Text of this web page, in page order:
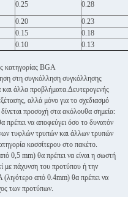
0.25
0.28
0.20
0.23
0.15
0.18
0.10 0.13
κατηγορίας BGA
στη συγκόλληση συγκόλλησης
άλλα προβλήματα.Δευτερογενής
αλλά μόνο για το σχεδιασμό
προσοχή στα ακόλουθα σημεία:
πρέπει να αποφεύγει όσο το δυνατόν
τυφλών τρυπών και άλλων τρυπών
κασσίτερου στο πακέτο.
0,5 mm) θα πρέπει να είναι η σωστή
με πάχυνση του προτύπου ή την
από 0.4mm) θα πρέπει να
των προτύπων.